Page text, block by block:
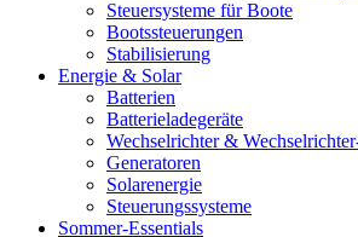
Steuersysteme für Boote
Bootssteuerungen
Stabilisierung
Energie & Solar
Batterien
Batterieladegeräte
Wechselrichter &
Generatoren
Solarenergie
Steuerungssysteme
Sommer-Essentials